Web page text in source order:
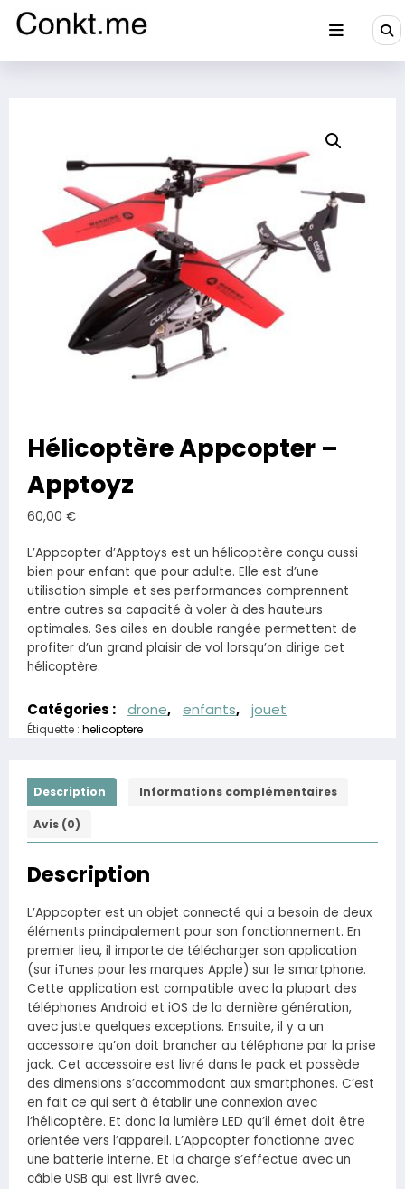
Conkt.me
Hélicoptère Appcopter –
Apptoyz
60,00 €
L’Appcopter d’Apptoys est un hélicoptère conçu aussi
bien pour enfant que pour adulte. Elle est d’une
utilisation simple et ses performances comprennent
entre autres sa capacité à voler à des hauteurs
optimales. Ses ailes en double rangée permettent de
profiter d’un grand plaisir de vol lorsqu’on dirige cet
hélicoptère.
Catégories : drone, enfants, jouet
Étiquette : helicoptere
Description Informations complémentaires
Avis (0)
Description
L’Appcopter est un objet connecté qui a besoin de deux
éléments principalement pour son fonctionnement. En
premier lieu, il importe de télécharger son application
(sur iTunes pour les marques Apple) sur le smartphone.
Cette application est compatible avec la plupart des
téléphones Android et iOS de la dernière génération,
avec juste quelques exceptions. Ensuite, il y a un
accessoire qu’on doit brancher au téléphone par la prise
jack. Cet accessoire est livré dans le pack et possède
des dimensions s’accommodant aux smartphones. C’est
en fait ce qui sert à établir une connexion avec
l’hélicoptère. Et donc la lumière LED qu’il émet doit être
orientée vers l’appareil. L’Appcopter fonctionne avec
une batterie interne. Et la charge s’effectue avec un
câble USB qui est livré avec.